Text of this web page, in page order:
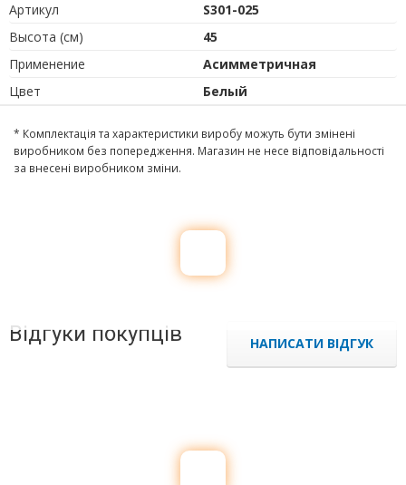
Артикул
S301-025
Высота (см)
45
Применение
Асимметричная
Цвет
Белый
* Комплектація та характеристики виробу можуть бути змінені
виробником без попередження. Магазин не несе відповідальності
за внесені виробником зміни.
Відгуки покупців НАПИСАТИ ВІДГУК